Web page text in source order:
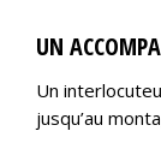
UN
Un
jusqu’au